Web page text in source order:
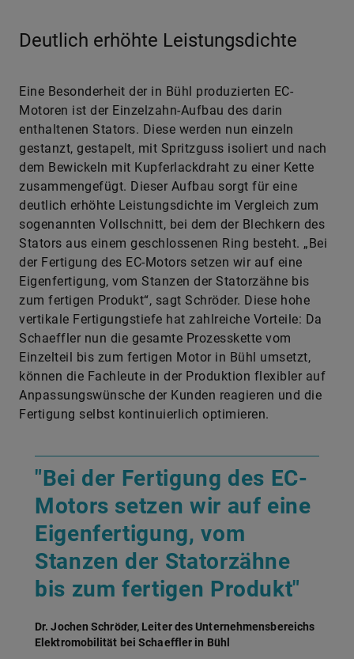
Deutlich erhöhte Leistungsdichte
Eine Besonderheit der in Bühl produzierten EC-
Motoren ist der Einzelzahn-Aufbau des darin
enthaltenen Stators. Diese werden nun einzeln
gestanzt, gestapelt, mit Spritzguss isoliert und nach
dem Bewickeln mit Kupferlackdraht zu einer Kette
zusammengefügt. Dieser Aufbau sorgt für eine
deutlich erhöhte Leistungsdichte im Vergleich zum
sogenannten Vollschnitt, bei dem der Blechkern des
Stators aus einem geschlossenen Ring besteht. „Bei
der Fertigung des EC-Motors setzen wir auf eine
Eigenfertigung, vom Stanzen der Statorzähne bis
zum fertigen Produkt“, sagt Schröder. Diese hohe
vertikale Fertigungstiefe hat zahlreiche Vorteile: Da
Schaeffler nun die gesamte Prozesskette vom
Einzelteil bis zum fertigen Motor in Bühl umsetzt,
können die Fachleute in der Produktion flexibler auf
Anpassungswünsche der Kunden reagieren und die
Fertigung selbst kontinuierlich optimieren.
"Bei der Fertigung des EC-
Motors setzen wir auf eine
Eigenfertigung, vom
Stanzen der Statorzähne
bis zum fertigen Produkt"
Dr. Jochen Schröder, Leiter des Unternehmensbereichs
Elektromobilität bei Schaeffler in Bühl